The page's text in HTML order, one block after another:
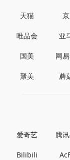
天猫
唯品会 亚
国美 网
聚美 蘑
爱奇艺 腾
Bilibili